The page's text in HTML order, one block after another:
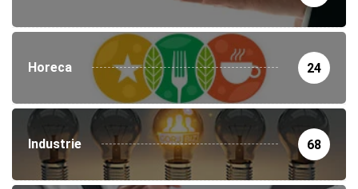
Horeca 24
Industrie 68